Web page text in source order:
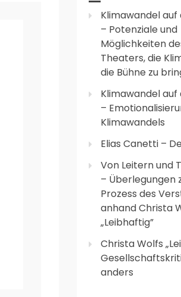
Klimawandel auf
– Potenziale und
Möglichkeiten
Theaters, die
die Bühne zu
Klimawandel auf
–
Klimawandels
Elias Canetti –
Von Leitern und
– Überlegungen
Prozess des
anhand Christa
„Leibhaftig”
Christa Wolfs
anders